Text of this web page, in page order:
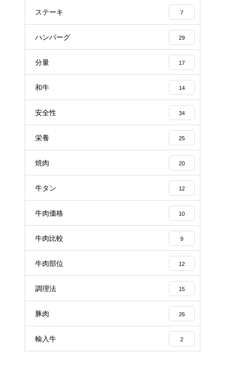
ステーキ 7
ハンバーグ 29
分量 17
和牛 14
安全性 34
栄養 25
焼肉 20
牛タン 12
牛肉価格 10
牛肉比較 9
牛肉部位 12
調理法 15
豚肉 26
輸入牛 2